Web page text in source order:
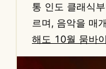
통 인도 클래식
르며, 음악을 매
해도 10월 뭄바